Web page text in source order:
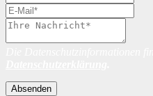
Absenden